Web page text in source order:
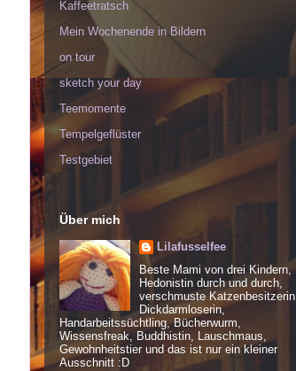
Kaffeetratsch
Mein Wochenende in Bildern
on tour
sketch your day
Teemomente
Tempelgeflüster
Testgebiet
Über mich
Lilafusselfee
Beste Mami von drei Kindern,
Hedonistin durch und durch,
verschmuste Katzenbesitzerin
Dickdarmloserin,
Handarbeitssüchtling, Bücherwurm,
Wissensfreak, Buddhistin, Lauschmaus,
Gewohnheitstier und das ist nur ein kleiner
Ausschnitt :D